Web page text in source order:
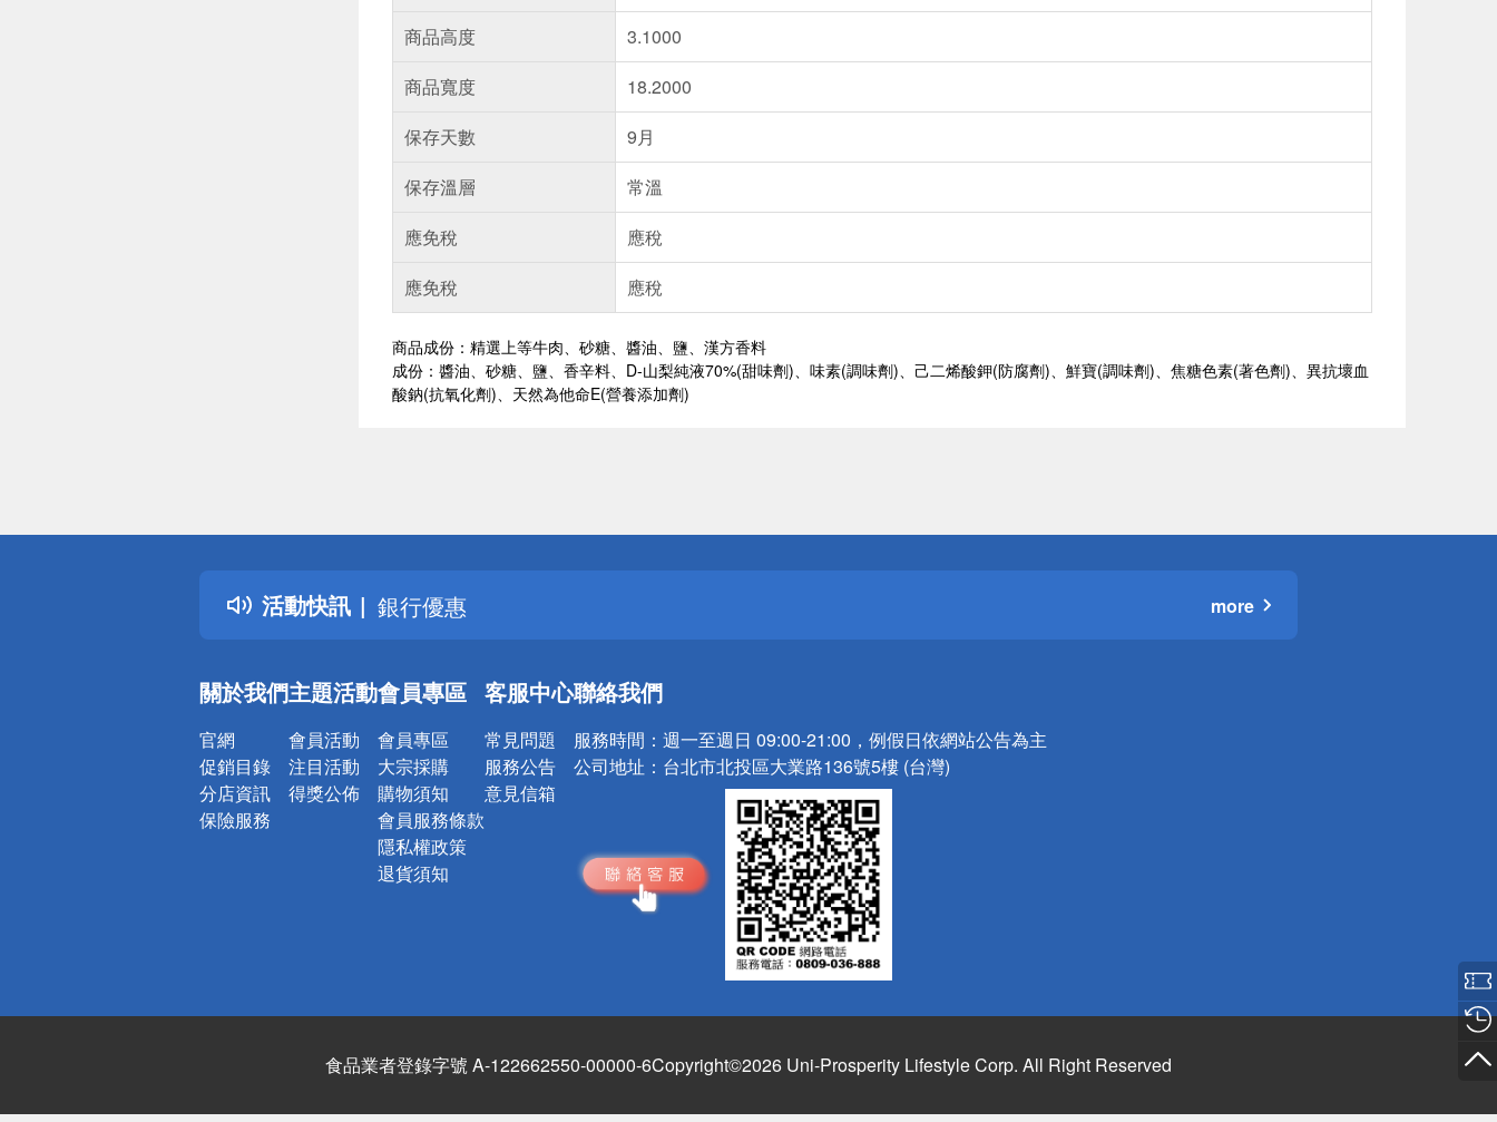
商品高度
3.1000
商品寬度
18.2000
保存天數
9月
保存溫層
常溫
應免稅
應稅
應免稅
應稅
商品成份：精選上等牛肉、砂糖、醬油、鹽、漢方香料
成份：醬油、砂糖、鹽、香辛料、D-山梨純液70%(甜味劑)、味素(調味劑)、己二烯酸鉀(防腐劑)、鮮寶(調味劑)、焦糖色素(著色劑)、異抗壞血
酸鈉(抗氧化劑)、天然為他命E(營養添加劑)
活動快訊
得獎公告
熱門話題
銀行優惠
偏遠地區配送
more
關於我們
官網
促銷目錄
分店資訊
保險服務
主題活動
會員活動
注目活動
得獎公佈
會員專區
會員專區
大宗採購
購物須知
會員服務條款
隱私權政策
退貨須知
客服中心
常見問題
服務公告
意見信箱
聯絡我們
服務時間： 週一至週日 09:00-21:00，例假日依網站公告為主
公司地址： 台北市北投區大業路136號5樓 (台灣)
食品業者登錄字號 A-122662550-00000-6Copyright©2026 Uni-Prosperity Lifestyle Corp. All Right Reserved